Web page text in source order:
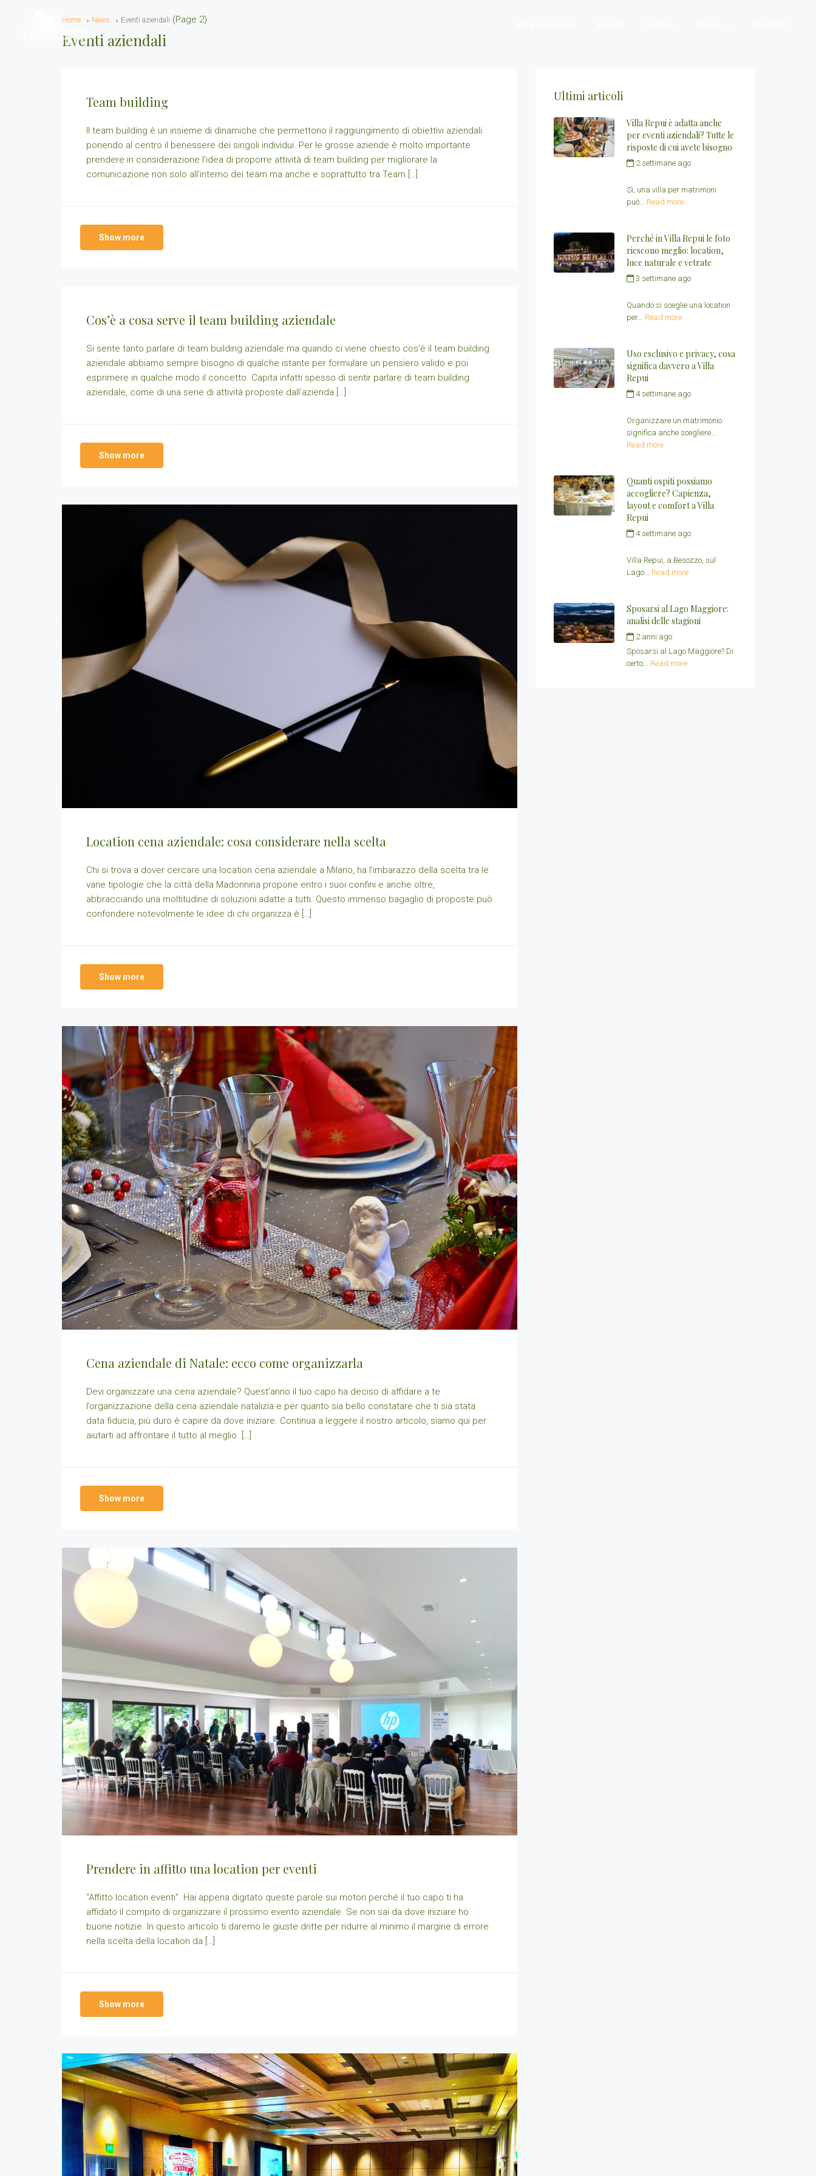
Home News Eventi aziendali (Page 2)
Eventi aziendali
Team building
Il team building è un insieme di dinamiche che permettono il raggiungimento di obiettivi aziendali
ponendo al centro il benessere dei singoli individui. Per le grosse aziende è molto importante
prendere in considerazione l’idea di proporre attività di team building per migliorare la
comunicazione non solo all’interno dei team ma anche e soprattutto tra Team […]
Show more
Cos’è a cosa serve il team building aziendale
Si sente tanto parlare di team building aziendale ma quando ci viene chiesto cos’è il team building
aziendale abbiamo sempre bisogno di qualche istante per formulare un pensiero valido e poi
esprimere in qualche modo il concetto. Capita infatti spesso di sentir parlare di team building
aziendale, come di una serie di attività proposte dall’azienda […]
Show more
Location cena aziendale: cosa considerare nella scelta
Chi si trova a dover cercare una location cena aziendale a Milano, ha l’imbarazzo della scelta tra le
varie tipologie che la città della Madonnina propone entro i suoi confini e anche oltre,
abbracciando una moltitudine di soluzioni adatte a tutti. Questo immenso bagaglio di proposte può
confondere notevolmente le idee di chi organizza è […]
Show more
Cena aziendale di Natale: ecco come organizzarla
Devi organizzare una cena aziendale? Quest’anno il tuo capo ha deciso di affidare a te
l’organizzazione della cena aziendale natalizia e per quanto sia bello constatare che ti sia stata
data fiducia, più duro è capire da dove iniziare. Continua a leggere il nostro articolo, siamo qui per
aiutarti ad affrontare il tutto al meglio. […]
Show more
Prendere in affitto una location per eventi
“Affitto location eventi”. Hai appena digitato queste parole sui motori perché il tuo capo ti ha
affidato il compito di organizzare il prossimo evento aziendale. Se non sai da dove iniziare ho
buone notizie. In questo articolo ti daremo le giuste dritte per ridurre al minimo il margine di errore
nella scelta della location da […]
Show more
Ultimi articoli
Villa Repui è adatta anche
per eventi aziendali? Tutte le
risposte di cui avete bisogno
2 settimane ago
Sì, una villa per matrimoni
può... Read more
Perché in Villa Repui le foto
riescono meglio: location,
luce naturale e vetrate
3 settimane ago
Quando si sceglie una location
per... Read more
Uso esclusivo e privacy, cosa
significa davvero a Villa
Repui
4 settimane ago
Organizzare un matrimonio
significa anche scegliere...
Read more
Quanti ospiti possiamo
accogliere? Capienza,
layout e comfort a Villa
Repui
4 settimane ago
Villa Repui, a Besozzo, sul
Lago... Read more
Sposarsi al Lago Maggiore:
analisi delle stagioni
2 anni ago
Sposarsi al Lago Maggiore? Di
certo... Read more